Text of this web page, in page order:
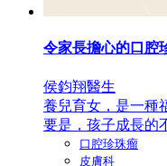
令家長擔心的口腔
侯鈞翔醫生
養兒育女，是一種
要是，孩子成長的
口腔珍珠瘤
皮膚科